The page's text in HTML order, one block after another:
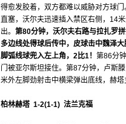
得愈发胶着，双方都难以威胁对方球
直塞，沃尔夫迅速插入禁区右侧，14
出。 第80分钟，沃尔夫右路与拉扎罗
多边线处得球后传中，皮球击中魏泽
脚弧线球兜入左上角，2比1！ 第86分
门被亚尔斯坦接住。第87分钟，卢斯
米外左脚劲射击中横梁弹出底线，赫塔
柏林赫塔 1-2(1-1) 法兰克福